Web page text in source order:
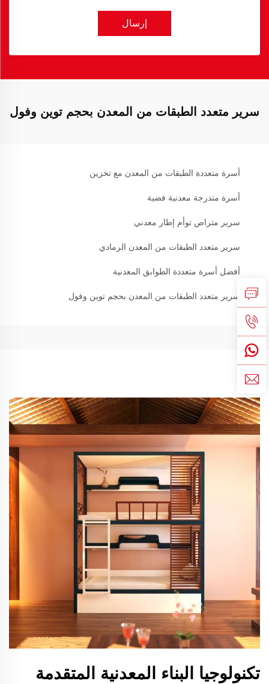
إرسال
سرير متعدد الطبقات من المعدن بحجم توين وفول
أسرة متعددة الطبقات من المعدن مع تخزين
أسرة متدرجة معدنية فضية
سرير متراص توأم إطار معدني
سرير متعدد الطبقات من المعدن الرمادي
أفضل أسرة متعددة الطوابق المعدنية
سرير متعدد الطبقات من المعدن بحجم توين وفول
تكنولوجيا البناء المعدنية المتقدمة